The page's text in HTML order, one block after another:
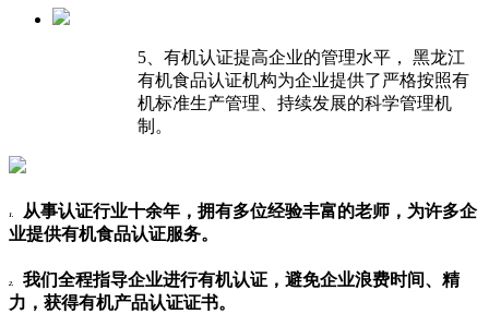
5、有机认证提高企业的管理水平， 黑龙江
有机食品认证机构为企业提供了严格按照有
机标准生产管理、持续发展的科学管理机
制。
1.
从事认证行业十余年，拥有多位经验丰富的老师，为许多企
业提供有机食品认证服务。
2.
我们全程指导企业进行有机认证，避免企业浪费时间、精
力，获得有机产品认证证书。